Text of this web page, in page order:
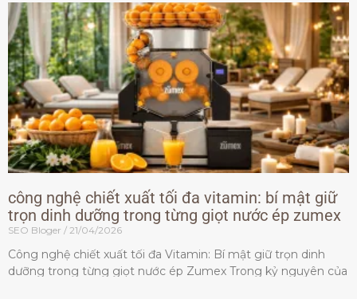
công nghệ chiết xuất tối đa vitamin: bí mật giữ
trọn dinh dưỡng trong từng giọt nước ép zumex
SEO Bloger 21/04/2026
Công nghệ chiết xuất tối đa Vitamin: Bí mật giữ trọn dinh
dưỡng trong từng giọt nước ép Zumex Trong kỷ nguyên của